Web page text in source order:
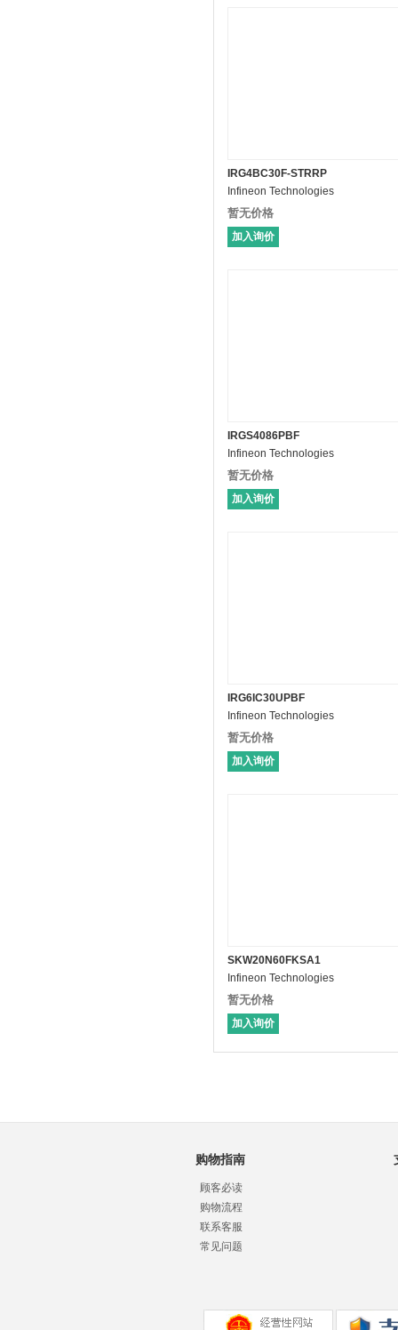
IRG4BC30F-STRRP
Infineon Technologies
暂无价格
加入询价
IRGS4086PBF
Infineon Technologies
暂无价格
加入询价
IRG6IC30UPBF
Infineon Technologies
暂无价格
加入询价
SKW20N60FKSA1
Infineon Technologies
暂无价格
加入询价
购物指南
顾客必读
购物流程
联系客服
常见问题